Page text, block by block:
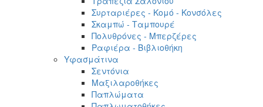
Συρταριέρες - Κομό - Κονσόλες
Σκαμπώ - Ταμπουρέ
Πολυθρόνες - Μπερζέρες
Ραφιέρα - Βιβλιοθήκη
Υφασμάτινα
Σεντόνια
Μαξιλαροθήκες
Παπλώματα